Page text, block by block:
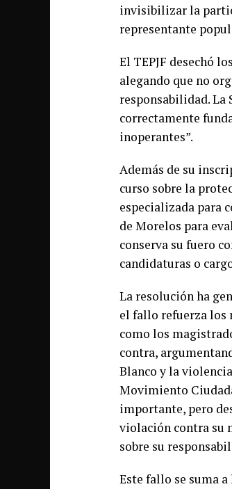
invisibilizar la
representante
El TEPJF desechó
alegando que no
responsabilidad. La
correctamente
inoperantes”.
Además de su
curso sobre la
especializada para
de Morelos para
conserva su fuero
candidaturas o
La resolución ha
el fallo refuerza los
como los
contra,
Blanco y la
Movimiento
importante, pero
violación contra su
sobre su
Este fallo se suma